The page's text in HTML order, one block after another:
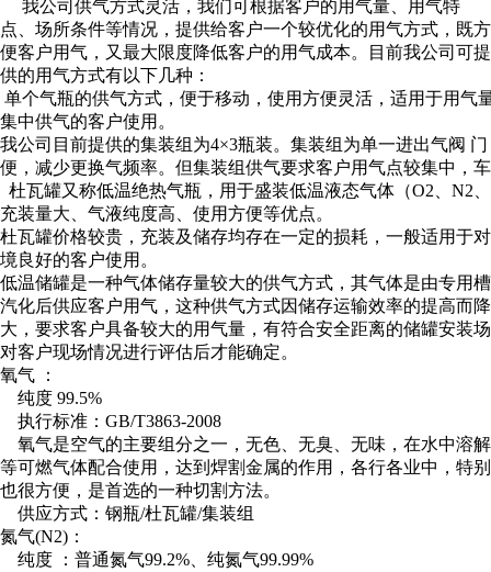
我公司供气方式灵活，我们可根据客户的用气量、用气特
点、场所条件等情况，提供给客户一个较优化的用气方式，既方
便客户用气，又最大限度降低客户的用气成本。目前我公司可提
供的用气方式有以下几种：
单个气瓶的供气方式，便于移动，使用方便灵活，适用于用气
集中供气的客户使用。
我公司目前提供的集装组为4×3瓶装。集装组为单一进出气阀
便，减少更换气频率。但集装组供气要求客户用气点较集中，
杜瓦罐又称低温绝热气瓶，用于盛装低温液态气体（O2、N2
充装量大、气液纯度高、使用方便等优点。
杜瓦罐价格较贵，充装及储存均存在一定的损耗，一般适用于
境良好的客户使用。
低温储罐是一种气体储存量较大的供气方式，其气体是由专用
汽化后供应客户用气，这种供气方式因储存运输效率的提高而
大，要求客户具备较大的用气量，有符合安全距离的储罐安装
对客户现场情况进行评估后才能确定。
氧气 ：
纯度 99.5%
执行标准：GB/T3863-2008
氧气是空气的主要组分之一，无色、无臭、无味，在水中溶
等可燃气体配合使用，达到焊割金属的作用，各行各业中，特
也很方便，是首选的一种切割方法。
供应方式：钢瓶/杜瓦罐/集装组
氮气(N2)：
纯度 ：普通氮气99.2%、纯氮气99.99%